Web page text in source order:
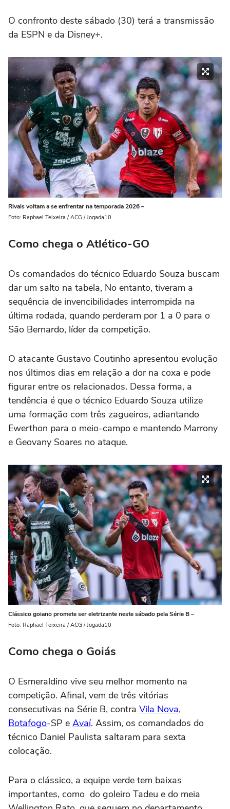
O confronto deste sábado (30) terá a transmissão
da ESPN e da Disney+.
Rivais voltam a se enfrentar na temporada 2026 –
Foto: Raphael Teixeira / ACG / Jogada10
Como chega o Atlético-GO
Os comandados do técnico Eduardo Souza buscam
dar um salto na tabela, No entanto, tiveram a
sequência de invencibilidades interrompida na
última rodada, quando perderam por 1 a 0 para o
São Bernardo, líder da competição.
O atacante Gustavo Coutinho apresentou evolução
nos últimos dias em relação a dor na coxa e pode
figurar entre os relacionados. Dessa forma, a
tendência é que o técnico Eduardo Souza utilize
uma formação com três zagueiros, adiantando
Ewerthon para o meio-campo e mantendo Marrony
e Geovany Soares no ataque.
Clássico goiano promete ser eletrizante neste sábado pela Série B –
Foto: Raphael Teixeira / ACG / Jogada10
Como chega o Goiás
O Esmeraldino vive seu melhor momento na
competição. Afinal, vem de três vitórias
consecutivas na Série B, contra Vila Nova,
Botafogo-SP e Avaí. Assim, os comandados do
técnico Daniel Paulista saltaram para sexta
colocação.
Para o clássico, a equipe verde tem baixas
importantes, como do goleiro Tadeu e do meia